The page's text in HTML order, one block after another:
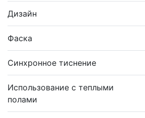
Дизайн
Фаска
Синхронное тиснение
Использование с теплыми
полами